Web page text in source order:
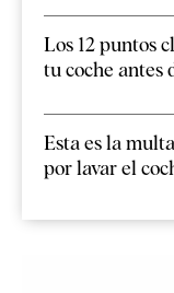
Los 12 puntos
tu coche antes
Esta es la
por lavar el